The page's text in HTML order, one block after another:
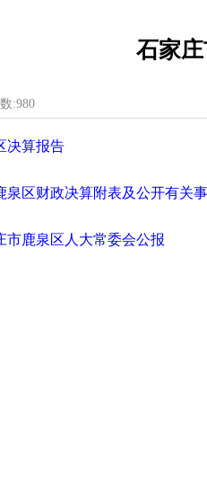
石家
:980
决算报告
泉区财政决算附表及公开有关
市鹿泉区人大常委会公报